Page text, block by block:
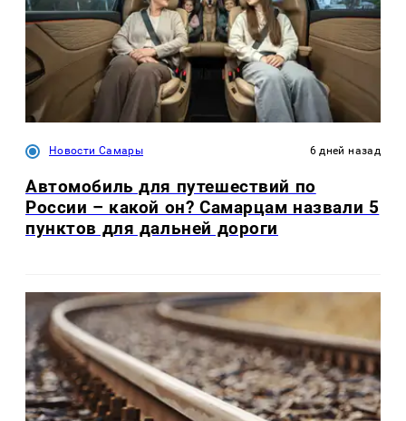
Новости Самары 6 дней назад
Автомобиль для путешествий по
России – какой он? Самарцам назвали 5
пунктов для дальней дороги